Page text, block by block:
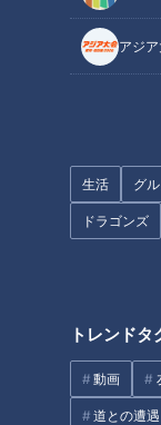
アジ
生活 グ
ドラゴンズ
トレンドタ
動画
道との遭遇
ところが今年に
つボイ「まだまだ
が続いていくため
は円安とか、人件
2月以降、アメリ